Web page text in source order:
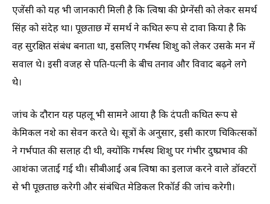
एजेंसी को यह भी जानकारी मिली है कि त्विषा की प्रेग्नेंसी को लेकर समर्थ
सिंह को संदेह था। पूछताछ में समर्थ ने कथित रूप से दावा किया है कि
वह सुरक्षित संबंध बनाता था, इसलिए गर्भस्थ शिशु को लेकर उसके मन में
सवाल थे। इसी वजह से पति-पत्नी के बीच तनाव और विवाद बढ़ने लगे
थे।
जांच के दौरान यह पहलू भी सामने आया है कि दंपती कथित रूप से
केमिकल नशे का सेवन करते थे। सूत्रों के अनुसार, इसी कारण चिकित्सकों
ने गर्भपात की सलाह दी थी, क्योंकि गर्भस्थ शिशु पर गंभीर दुष्प्रभाव की
आशंका जताई गई थी। सीबीआई अब त्विषा का इलाज करने वाले डॉक्टरों
से भी पूछताछ करेगी और संबंधित मेडिकल रिकॉर्ड की जांच करेगी।